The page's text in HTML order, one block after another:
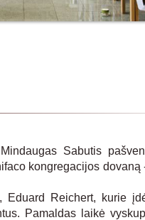
Sabutis
kongregacijos dovaną
Reichert, kurie
Pamaldas laikė